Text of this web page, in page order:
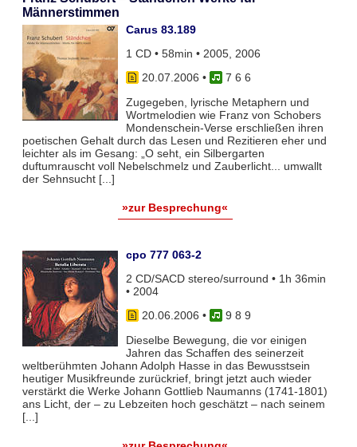
Männerstimmen
Carus 83.189
1 CD • 58min • 2005, 2006
20.07.2006 •
7 6 6
Zugegeben, lyrische Metaphern und
Wortmelodien wie Franz von Schobers
Mondenschein-Verse erschließen ihren
poetischen Gehalt durch das Lesen und Rezitieren eher und
leichter als im Gesang: „O seht, ein Silbergarten
duftumrauscht voll Nebelschmelz und Zauberlicht... umwallt
der Sehnsucht [...]
»zur Besprechung«
cpo 777 063-2
2 CD/SACD stereo/surround • 1h 36min
• 2004
20.06.2006 •
9 8 9
Dieselbe Bewegung, die vor einigen
Jahren das Schaffen des seinerzeit
weltberühmten Johann Adolph Hasse in das Bewusstsein
heutiger Musikfreunde zurückrief, bringt jetzt auch wieder
verstärkt die Werke Johann Gottlieb Naumanns (1741-1801)
ans Licht, der – zu Lebzeiten hoch geschätzt – nach seinem
[...]